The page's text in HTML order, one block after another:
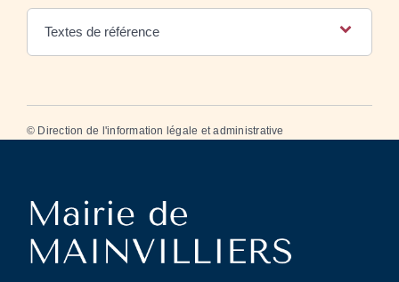
Textes de référence
© Direction de l'information légale et administrative